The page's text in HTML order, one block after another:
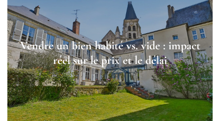
Vendre un bien habité vs. vide : impact
réel sur le prix et le délai